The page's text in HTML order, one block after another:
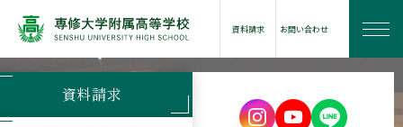
資料請求 お問い合わせ
学校案内
資料請求